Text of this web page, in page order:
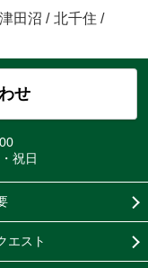
津田沼 / 北千住 /
せ
祝日
エスト